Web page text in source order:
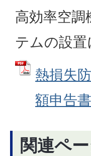
高効率空調
テムの設
熱損失
額申告
関連ペ